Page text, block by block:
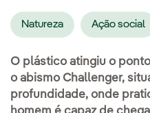
Natureza Ação social
O plástico atingiu o
o abismo Challenger,
profundidade, onde